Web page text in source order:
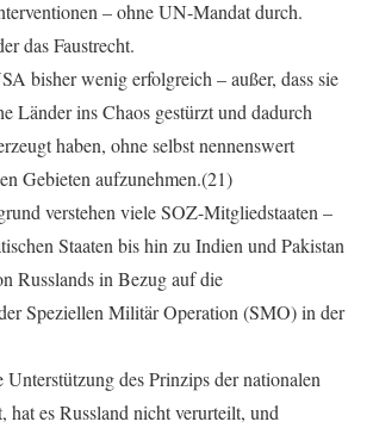
– ohne UN-Mandat durch.
das Faustrecht.
bisher wenig erfolgreich – außer, dass sie
Länder ins Chaos gestürzt und dadurch
haben, ohne selbst nennenswert
Gebieten aufzunehmen.(21)
verstehen viele SOZ-Mitgliedstaaten –
Staaten bis hin zu Indien und Pakistan
Russlands in Bezug auf die
Speziellen Militär Operation (SMO) in der
des Prinzips der nationalen
hat es Russland nicht verurteilt, und